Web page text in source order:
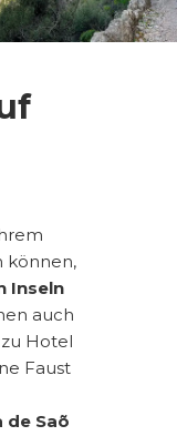
können,
Inseln
auch
Hotel
Faust
de Saõ